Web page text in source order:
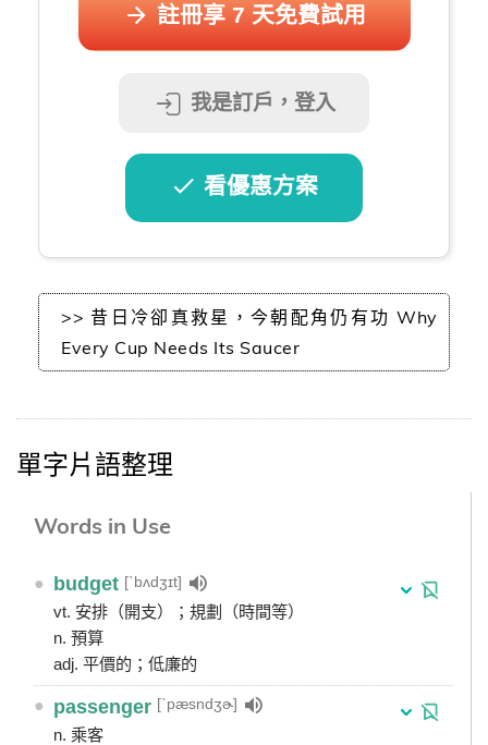
註冊享 7 天免費試用
我是訂戶，登入
看優惠方案
>> 昔日冷卻真救星，今朝配角仍有功 Why
Every Cup Needs Its Saucer
單字片語整理
Words in Use
● budget [ˋbʌdʒɪt]
vt. 安排（開支）；規劃（時間等）
n. 預算
adj. 平價的；低廉的
● passenger [ˋpæsndʒɚ]
n. 乘客